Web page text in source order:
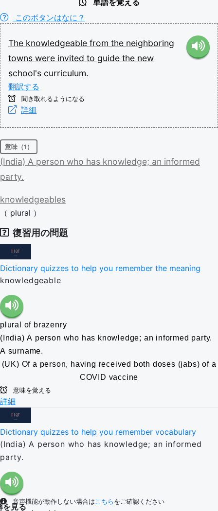
単語を覚える
このボタンはなに？
The knowledgeable from the neighboring
towns were invited to guide the new
school's curriculum.
翻訳する
聞き取れるようになる
詳細
意味（1）
(India) A person who has knowledge; an informed
party.
knowledgeables
（ plural ）
復習用の問題
Dictionary quizzes to help you remember the meaning
knowledgeable
plural of brazenry
(India) A person who has knowledge; an informed party.
A surname.
(UK) Of a person, having received both doses (jabs) of a
COVID vaccine
意味を覚える
詳細
Dictionary quizzes to help you remember vocabulary
(India) A person who has knowledge; an informed
party.
音声機能が動作しない場合はこちら をご確認ください
を見る